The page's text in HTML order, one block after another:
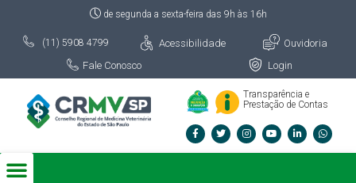
de segunda a sexta-feira das 9h às 16h
(11) 5908 4799 Acessibilidade
Ouvidoria
Fale Conosco
Login
Transparência e
Prestação de Contas